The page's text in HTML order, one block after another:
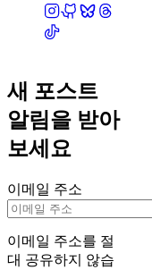
새 포스트
알림을 받아
보세요
이메일 주소
이메일 주소를 절
대 공유하지 않습